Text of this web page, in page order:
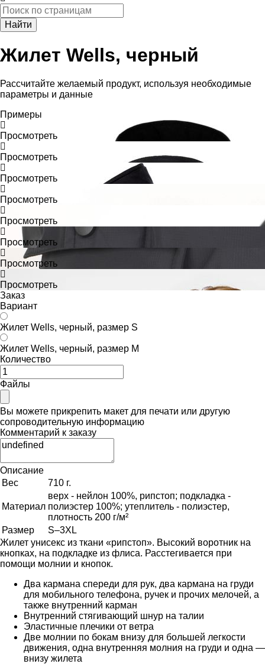
Найти
Жилет Wells, черный
Рассчитайте желаемый продукт, используя необходимые
параметры и данные
Примеры
Просмотреть
Просмотреть
Просмотреть
Просмотреть
Просмотреть
Просмотреть
Просмотреть
Просмотреть
Заказ
Вариант
Жилет Wells, черный, размер S
Жилет Wells, черный, размер M
Количество
Файлы
Вы можете прикрепить макет для печати или другую
сопроводительную информацию
Комментарий к заказу
Описание
Вес
710 г.
Материал
верх - нейлон 100%, рипстоп; подкладка -
полиэстер 100%; утеплитель - полиэстер,
плотность 200 г/м²
Размер
S–3XL
Жилет унисекс из ткани «рипстоп». Высокий воротник на
кнопках, на подкладке из флиса. Расстегивается при
помощи молнии и кнопок.
Два кармана спереди для рук, два кармана на груди
для мобильного телефона, ручек и прочих мелочей, а
также внутренний карман
Внутренний стягивающий шнур на талии
Эластичные плечики от ветра
Две молнии по бокам внизу для большей легкости
движения, одна внутренняя молния на груди и одна —
внизу жилета